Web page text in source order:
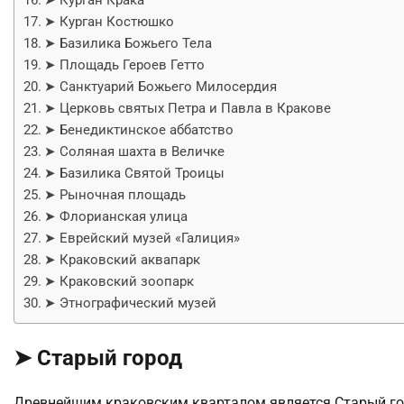
➤ Курган Костюшко
➤ Базилика Божьего Тела
➤ Площадь Героев Гетто
➤ Санктуарий Божьего Милосердия
➤ Церковь святых Петра и Павла в Кракове
➤ Бенедиктинское аббатство
➤ Соляная шахта в Величке
➤ Базилика Святой Троицы
➤ Рыночная площадь
➤ Флорианская улица
➤ Еврейский музей «Галиция»
➤ Краковский аквапарк
➤ Краковский зоопарк
➤ Этнографический музей
➤ Старый город